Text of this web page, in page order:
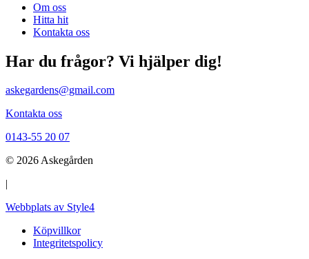
Om oss
Hitta hit
Kontakta oss
Har du frågor? Vi hjälper dig!
askegardens@gmail.com
Kontakta oss
0143-55 20 07
© 2026 Askegården
Webbplats av Style4
Köpvillkor
Integritetspolicy